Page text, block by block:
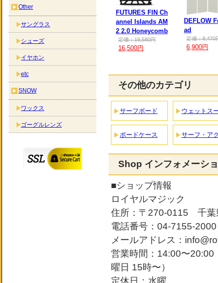
FUTURES FIN Ch
annel Islands AM
2 2.0 Honeycomb
定価：19,580円
16,500円
DEFLOW
ad
定価：8,470
6,900円
その他のカテゴリ
サーフボード ウェットス
ボードケース サーフ・ア
Shop インフォメーシ
■ショップ情報
ロイヤルマジック
住所：〒270-0115 千葉
電話番号：04-7155-2000
メールアドレス：
営業時間：14:00〜20:00
曜日 15時〜）
定休日：水曜
Other
サングラス
シューズ
イヤホン
etc
SNOW
ワックス
ゴーグルレンズ